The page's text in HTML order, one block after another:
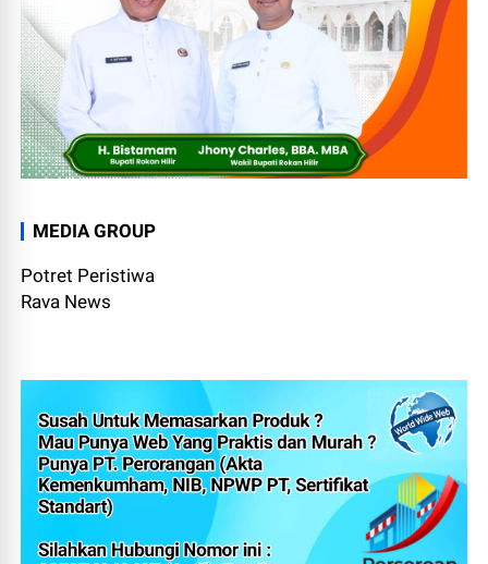
MEDIA GROUP
Potret Peristiwa
Rava News